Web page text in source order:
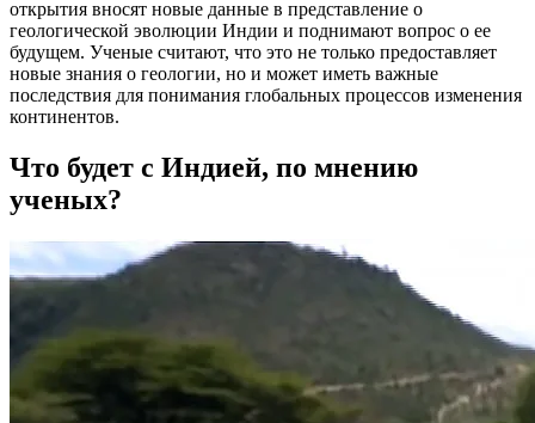
открытия вносят новые данные в представление о
геологической эволюции Индии и поднимают вопрос о ее
будущем. Ученые считают, что это не только предоставляет
новые знания о геологии, но и может иметь важные
последствия для понимания глобальных процессов изменения
континентов.
Что будет с Индией, по мнению
ученых?